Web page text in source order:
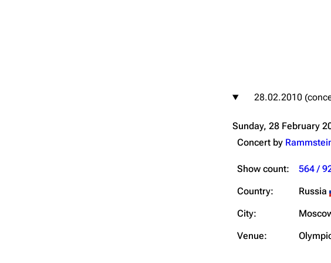
Discography
Videography
Song list
Tour dates
Merchandise
28.02.2010
Sunday, 28 February
Concert by
Show count:
564 /
Country:
Russia
City:
Venue: